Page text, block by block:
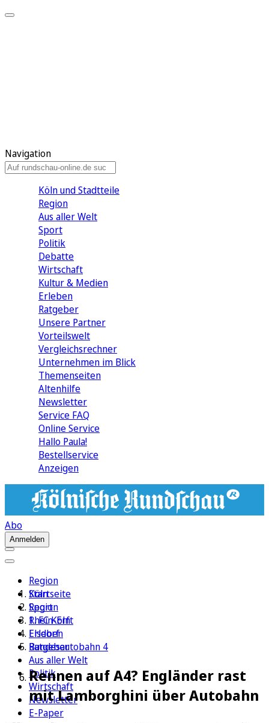
Navigation
Köln und Stadtteile
Region
Aus aller Welt
Sport
Politik
Debatte
Wirtschaft
Kultur & Medien
Erleben
Ratgeber
Unsere Partner
Vorteilswelt
Vergleichsrechner
Unternehmen im Blick
Themenseiten
Altenhilfe
Newsletter
Service FAQ
Online Service
Hallo Paula!
Bestellservice
Anzeigen
Abo
Anmelden
Region
Köln
Sport
1. FC Köln
Erleben
Ratgeber
Aus aller Welt
Politik
Wirtschaft
Newsletter
E-Paper
Startseite
Region
Rhein-Erft
Elsdorf
Bundesautobahn 4
Rennen auf A4? Engländer rast
mit Lamborghini über Autobahn